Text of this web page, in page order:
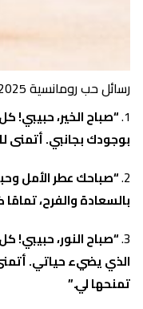
رسائل حب رومانسية 2025 رسائل حب نار
“صباح الخير،
بوجودك بجانبي. أتمنى
“صباحك عطر الأمل
بالسعادة والفرح،
“صباح النور،
الذي يضيء حياتي.
تمنحها لي.”